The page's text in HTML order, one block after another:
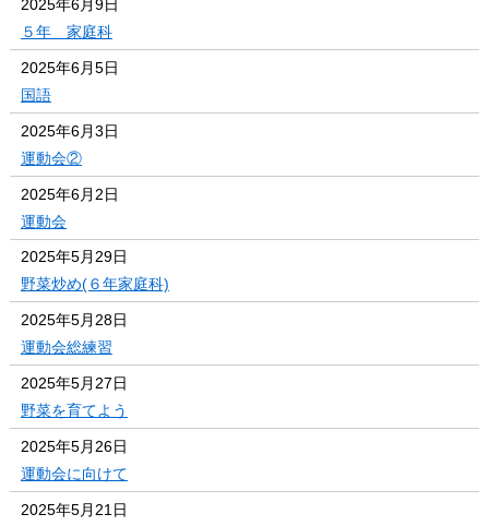
2025年6月9日
５年 家庭科
2025年6月5日
国語
2025年6月3日
運動会②
2025年6月2日
運動会
2025年5月29日
野菜炒め(６年家庭科)
2025年5月28日
運動会総練習
2025年5月27日
野菜を育てよう
2025年5月26日
運動会に向けて
2025年5月21日